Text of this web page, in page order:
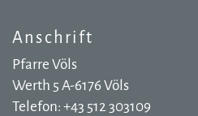
Anschrift
Pfarre Völs
Werth 5 A-6176 Völs
Telefon: +43 512 303109